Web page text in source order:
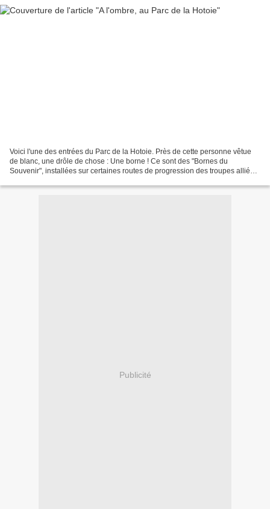
Voici l'une des entrées du Parc de la Hotoie. Près de cette personne vêtue
de blanc, une drôle de chose : Une borne ! Ce sont des "Bornes du
Souvenir", installées sur certaines routes de progression des troupes alliées
Publicité